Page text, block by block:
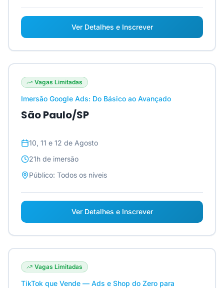
Ver Detalhes e Inscrever
Vagas Limitadas
Imersão Google Ads: Do Básico ao Avançado
São Paulo/SP
10, 11 e 12 de Agosto
21h de imersão
Público: Todos os níveis
Ver Detalhes e Inscrever
Vagas Limitadas
TikTok que Vende — Ads e Shop do Zero para